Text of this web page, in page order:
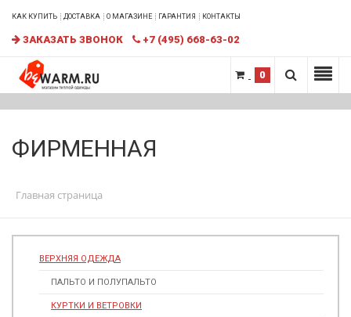
КАК КУПИТЬ ДОСТАВКА О МАГАЗИНЕ ГАРАНТИЯ КОНТАКТЫ
ЗАКАЗАТЬ ЗВОНОК +7 (495) 668-63-02
0
ФИРМЕННАЯ
Главная страница
ВЕРХНЯЯ ОДЕЖДА
ПАЛЬТО И ПОЛУПАЛЬТО
КУРТКИ И ВЕТРОВКИ